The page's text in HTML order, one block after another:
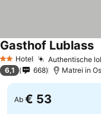
2 Sterne
Hotel Authentische
Gasthof Lublass
6,1 668 Matrei in
Ab € 53